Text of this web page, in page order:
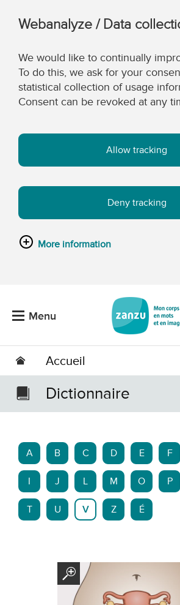
Webanalyze / Data
We would like to continually
To do this, we ask for your
statistical collection of usage
Consent can be revoked at any
Allow tracking
Deny tracking
More information
Menu
Accueil
Dictionnaire
A B C D E F
J L M O P
T U V Z É